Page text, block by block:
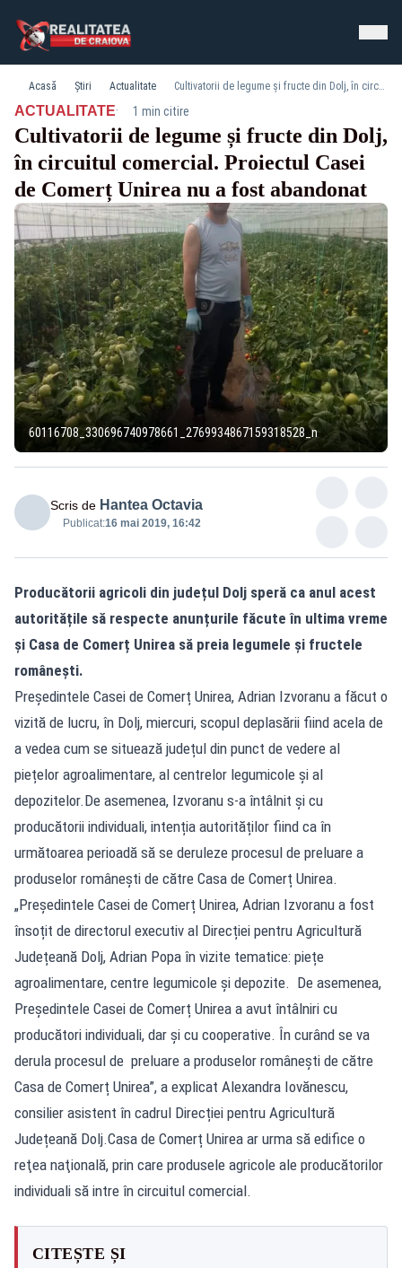
Acasă Știri Actualitate Cultivatorii de legume și fructe din Dolj, în circuitul comercial. Proiectul Casei de Comerț Unirea nu a fost abandonat
ACTUALITATE· 1 min citire
Cultivatorii de legume și fructe din Dolj,
în circuitul comercial. Proiectul Casei
de Comerț Unirea nu a fost abandonat
60116708_330696740978661_2769934867159318528_n
Scris de Hantea Octavia
Publicat:16 mai 2019, 16:42
Producătorii agricoli din județul Dolj speră ca anul acest
autoritățile să respecte anunțurile făcute în ultima vreme
și Casa de Comerț Unirea să preia legumele și fructele
românești.
Președintele Casei de Comerț Unirea, Adrian Izvoranu a făcut o
vizită de lucru, în Dolj, miercuri, scopul deplasării fiind acela de
a vedea cum se situează județul din punct de vedere al
piețelor agroalimentare, al centrelor legumicole și al
depozitelor.De asemenea, Izvoranu s-a întâlnit și cu
producătorii individuali, intenția autorităților fiind ca în
următoarea perioadă să se deruleze procesul de preluare a
produselor românești de către Casa de Comerț Unirea.
„Președintele Casei de Comerț Unirea, Adrian Izvoranu a fost
însoțit de directorul executiv al Direcției pentru Agricultură
Județeană Dolj, Adrian Popa în vizite tematice: piețe
agroalimentare, centre legumicole și depozite. De asemenea,
Președintele Casei de Comerț Unirea a avut întâlniri cu
producători individuali, dar și cu cooperative. În curând se va
derula procesul de preluare a produselor românești de către
Casa de Comerț Unirea”, a explicat Alexandra Iovănescu,
consilier asistent în cadrul Direcției pentru Agricultură
Județeană Dolj.Casa de Comerț Unirea ar urma să edifice o
reţea naţională, prin care produsele agricole ale producătorilor
individuali să intre în circuitul comercial.
CITEȘTE ȘI